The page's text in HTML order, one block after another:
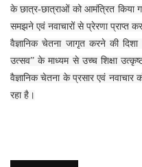
के छात्र-छात्राओं को आमंत्रित किया
समझने एवं नवाचारों से प्रेरणा प्राप्त
वैज्ञानिक चेतना जागृत करने की दिशा
उत्सव” के माध्यम से उच्च शिक्षा
वैज्ञानिक चेतना के प्रसार एवं नवाचार
रहा है।